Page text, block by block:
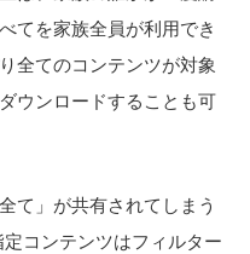
てを家族全員が利用でき
全てのコンテンツが対象
ウンロードすることも可
て」が共有されてしまう
コンテンツはフィルター